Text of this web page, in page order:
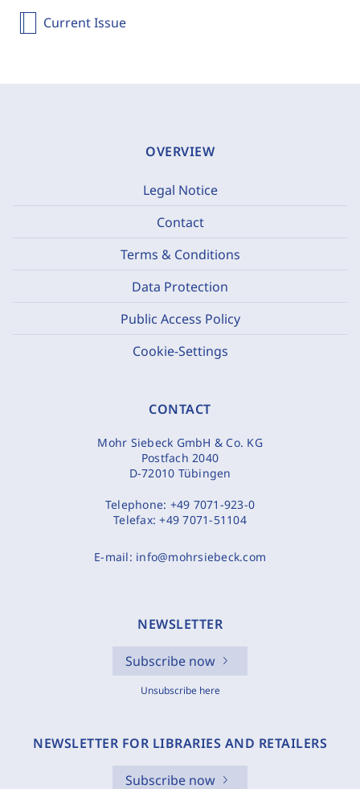
Current Issue
OVERVIEW
Legal Notice
Contact
Terms & Conditions
Data Protection
Public Access Policy
Cookie-Settings
CONTACT
Mohr Siebeck GmbH & Co. KG
Postfach 2040
D-72010 Tübingen
Telephone: +49 7071-923-0
Telefax:+49 7071-51104
E-mail: info@mohrsiebeck.com
NEWSLETTER
Subscribe now
Unsubscribe here
NEWSLETTER FOR LIBRARIES AND RETAILERS
Subscribe now